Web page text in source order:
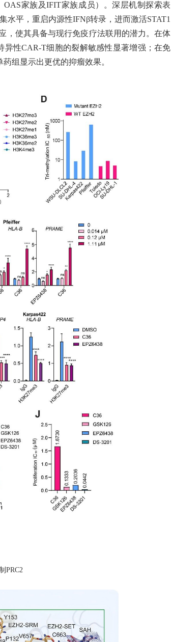
家族及IFIT家族成员）。深层机制探索表
水平，重启内源性IFNβ转录，进而激活STAT1
，使其具备与现行免疫疗法联用的潜力。在体
异性CAR-T细胞的裂解敏感性显著增强；在免
组显示出更优的抑瘤效果。
PRC2